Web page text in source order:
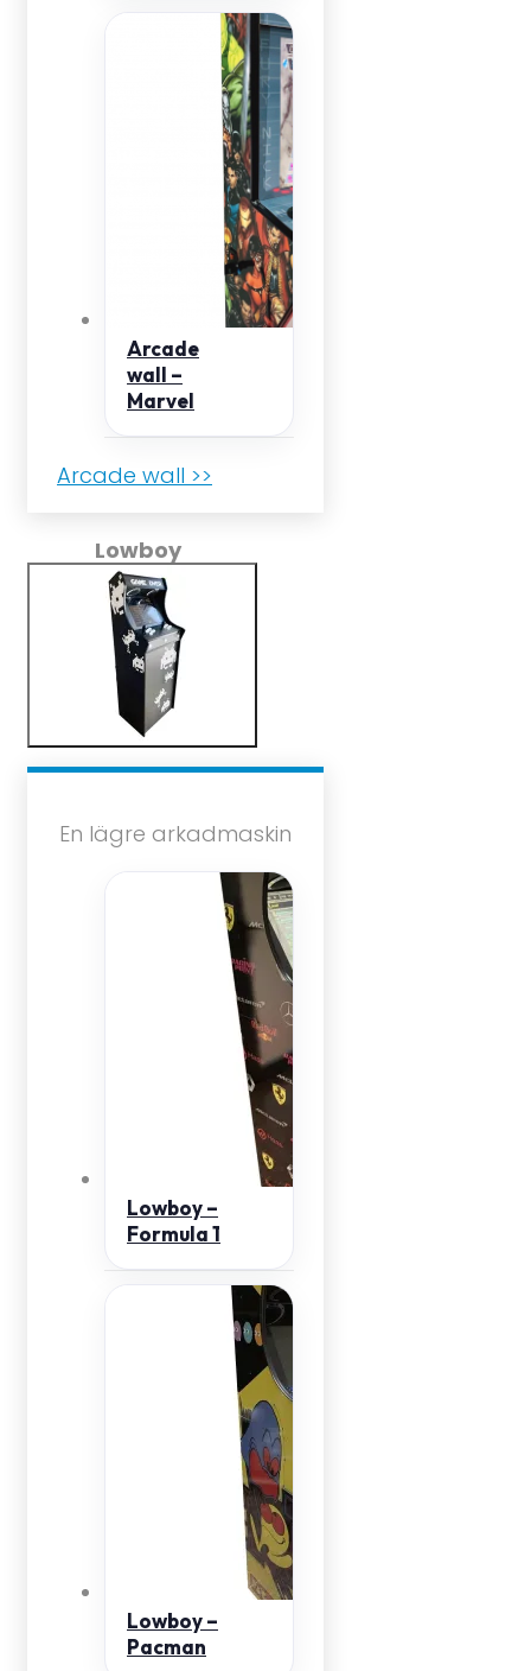
Arcade
wall –
Marvel
Arcade wall >>
Lowboy
En lägre arkadmaskin
Lowboy –
Formula 1
Lowboy –
Pacman